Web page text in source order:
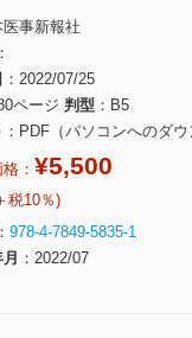
医事新報社
2022/07/25
ページ 判型
B5
PDF（パソコンへのダウ
： ¥5,500
税10％)
978-4-7849-5835-1
2022/07